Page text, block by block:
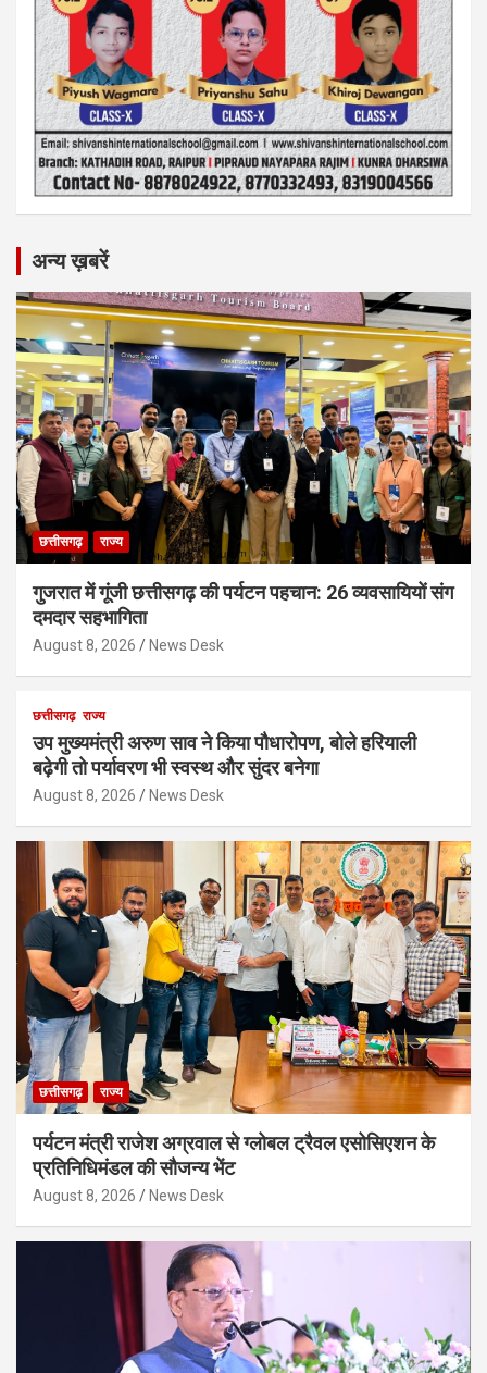
अन्य ख़बरें
छत्तीसगढ़ राज्य
गुजरात में गूंजी छत्तीसगढ़ की पर्यटन पहचान: 26 व्यवसायियों संग
दमदार सहभागिता
August 8, 2026 News Desk
छत्तीसगढ़ राज्य
उप मुख्यमंत्री अरुण साव ने किया पौधारोपण, बोले हरियाली
बढ़ेगी तो पर्यावरण भी स्वस्थ और सुंदर बनेगा
August 8, 2026 News Desk
छत्तीसगढ़ राज्य
पर्यटन मंत्री राजेश अग्रवाल से ग्लोबल ट्रैवल एसोसिएशन के
प्रतिनिधिमंडल की सौजन्य भेंट
August 8, 2026 News Desk